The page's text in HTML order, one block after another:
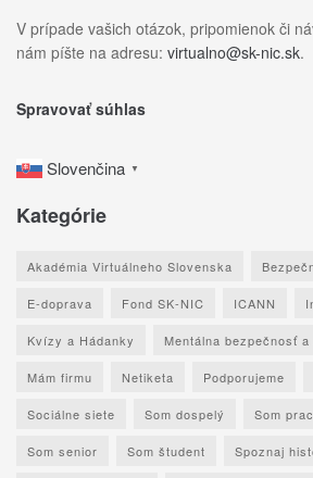
V prípade vašich otázok, pripomienok či
nám píšte na adresu: virtualno@sk-nic.sk.
Spravovať súhlas
Slovenčina ▼
Kategórie
Akadémia Virtuálneho Slovenska
E-doprava Fond SK-NIC ICANN
Kvízy a Hádanky Mentálna bezpečnosť
Mám firmu Netiketa Podporujeme
Sociálne siete Som dospelý Som
Som senior Som študent Spoznaj